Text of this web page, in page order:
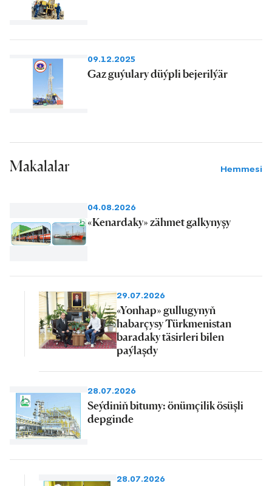
09.12.2025
Gaz guýulary düýpli bejerilýär
Makalalar Hemmesi
04.08.2026
«Kenardaky» zähmet galkynyşy
29.07.2026
«Yonhap» gullugynyň
habarçysy Türkmenistan
baradaky täsirleri bilen
paýlaşdy
28.07.2026
Seýdiniň bitumy: önümçilik ösüşli
depginde
28.07.2026